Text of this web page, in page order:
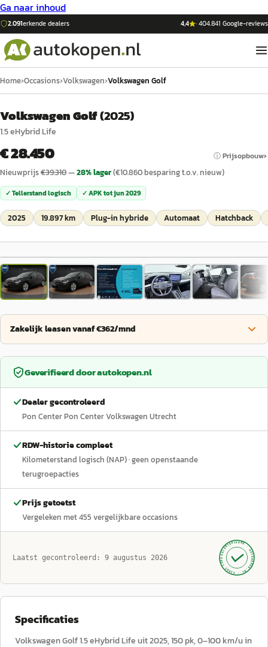
Ga naar inhoud
2.091erkende dealers 4,4 ·404.841 Google-reviews
Home›Occasions›Volkswagen›Volkswagen Golf
Volkswagen Golf(2025)
1.5 eHybrid Life
€ 28.450 ⓘ Prijsopbouw
Nieuwprijs€39.310—28% lager(€10.860besparing t.o.v. nieuw)
✓ Tellerstand logisch ✓ APK totjun 2029
2025 19.897 km Plug-in hybride Automaat Hatchback
1/12
Zakelijk leasen vanaf €362/mnd
Geverifieerd doorautokopen.nl
Dealer gecontroleerd
Pon Center Pon Center Volkswagen Utrecht
RDW-historie compleet
Kilometerstand logisch (NAP)· geen openstaande
terugroepacties
Prijs getoetst
Vergeleken met455 vergelijkbare occasions
Laatst gecontroleerd: 9 augustus 2026 GECONTROLEERD ·
AUTOKOPEN.NL
· SINDS 1999 ·
Specificaties
Volkswagen Golf 1.5 eHybrid Life uit 2025, 150 pk, 0–100 km/u in